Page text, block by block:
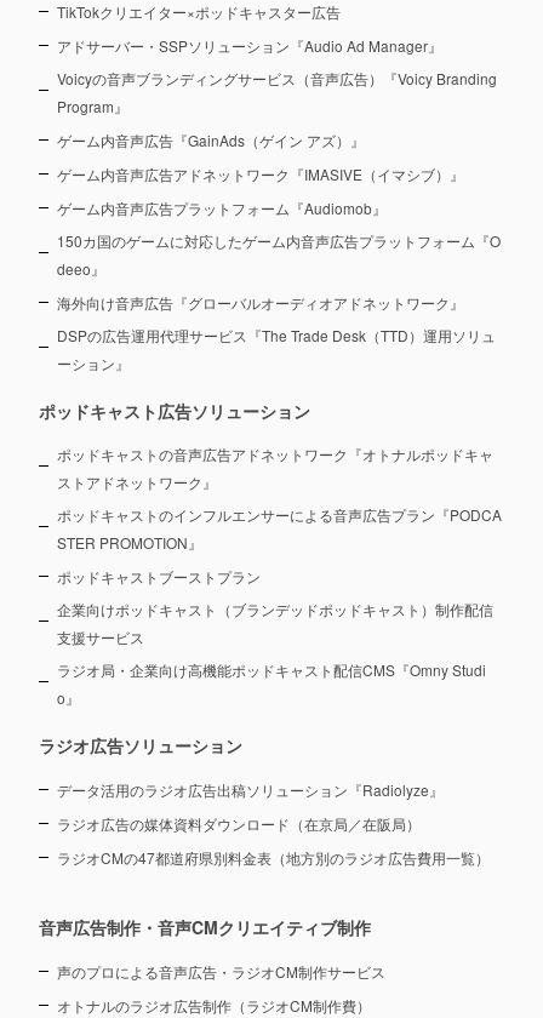
TikTokクリエイター×ポッドキャスター広告
アドサーバー・SSPソリューション『Audio Ad Manager』
Voicyの音声ブランディングサービス（音声広告）『Voicy Branding
Program』
ゲーム内音声広告『GainAds（ゲイン アズ）』
ゲーム内音声広告アドネットワーク『IMASIVE（イマシブ）』
ゲーム内音声広告プラットフォーム『Audiomob』
150カ国のゲームに対応したゲーム内音声広告プラットフォーム『O
deeo』
海外向け音声広告『グローバルオーディオアドネットワーク』
DSPの広告運用代理サービス『The Trade Desk（TTD）運用ソリュ
ーション』
ポッドキャスト広告ソリューション
ポッドキャストの音声広告アドネットワーク『オトナルポッドキャ
ストアドネットワーク』
ポッドキャストのインフルエンサーによる音声広告プラン『PODCA
STER PROMOTION』
ポッドキャストブーストプラン
企業向けポッドキャスト（ブランデッドポッドキャスト）制作配信
支援サービス
ラジオ局・企業向け高機能ポッドキャスト配信CMS『Omny Studi
o』
ラジオ広告ソリューション
データ活用のラジオ広告出稿ソリューション『Radiolyze』
ラジオ広告の媒体資料ダウンロード（在京局／在阪局）
ラジオCMの47都道府県別料金表（地方別のラジオ広告費用一覧）
音声広告制作・音声CMクリエイティブ制作
声のプロによる音声広告・ラジオCM制作サービス
オトナルのラジオ広告制作（ラジオCM制作費）